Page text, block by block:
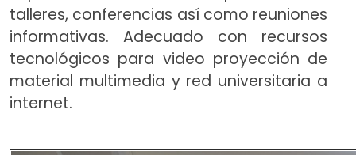
talleres, conferencias así como reuniones
informativas. Adecuado con recursos
tecnológicos para video proyección de
material multimedia y red universitaria a
internet.